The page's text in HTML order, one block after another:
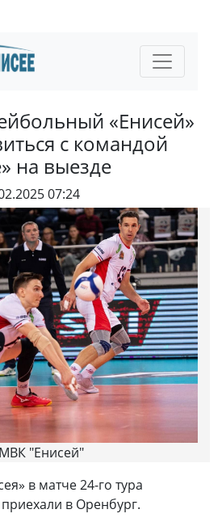
«Енисей»
с командой
на выезде
07:24
МВК "Енисей"
в матче 24-го тура
в Оренбург.